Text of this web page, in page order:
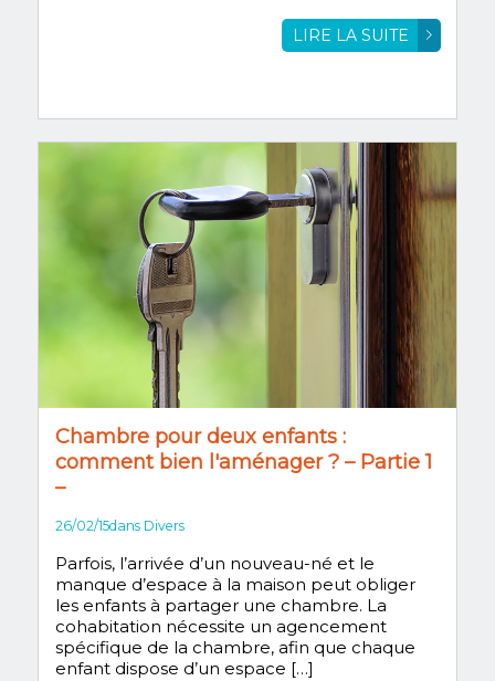
LIRE LA SUITE
Chambre pour deux enfants :
comment bien l'aménager ? – Partie 1
–
26/02/15dans Divers
Parfois, l’arrivée d’un nouveau-né et le
manque d’espace à la maison peut obliger
les enfants à partager une chambre. La
cohabitation nécessite un agencement
spécifique de la chambre, afin que chaque
enfant dispose d’un espace […]